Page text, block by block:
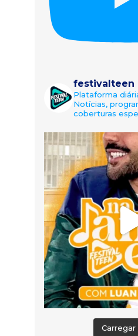
festivalteen
Plataforma
Notícias,
coberturas
Carregar